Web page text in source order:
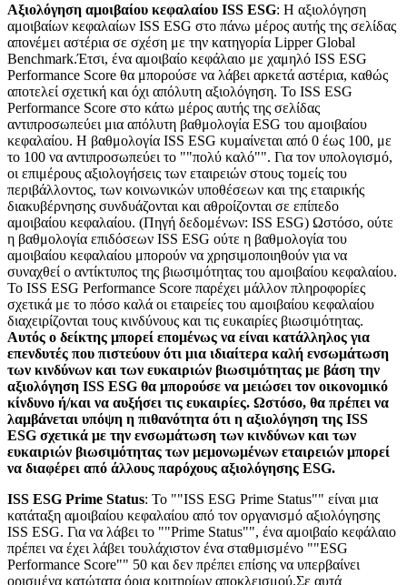
Αξιολόγηση αμοιβαίου κεφαλαίου ISS ESG: Η αξιολόγηση
αμοιβαίων κεφαλαίων ISS ESG στο πάνω μέρος αυτής της σελίδας
απονέμει αστέρια σε σχέση με την κατηγορία Lipper Global
Benchmark.Έτσι, ένα αμοιβαίο κεφάλαιο με χαμηλό ISS ESG
Performance Score θα μπορούσε να λάβει αρκετά αστέρια, καθώς
αποτελεί σχετική και όχι απόλυτη αξιολόγηση. Το ISS ESG
Performance Score στο κάτω μέρος αυτής της σελίδας
αντιπροσωπεύει μια απόλυτη βαθμολογία ESG του αμοιβαίου
κεφαλαίου. Η βαθμολογία ISS ESG κυμαίνεται από 0 έως 100, με
το 100 να αντιπροσωπεύει το ""πολύ καλό"". Για τον υπολογισμό,
οι επιμέρους αξιολογήσεις των εταιρειών στους τομείς του
περιβάλλοντος, των κοινωνικών υποθέσεων και της εταιρικής
διακυβέρνησης συνδυάζονται και αθροίζονται σε επίπεδο
αμοιβαίου κεφαλαίου. (Πηγή δεδομένων: ISS ESG) Ωστόσο, ούτε
η βαθμολογία επιδόσεων ISS ESG ούτε η βαθμολογία του
αμοιβαίου κεφαλαίου μπορούν να χρησιμοποιηθούν για να
συναχθεί ο αντίκτυπος της βιωσιμότητας του αμοιβαίου κεφαλαίου.
Το ISS ESG Performance Score παρέχει μάλλον πληροφορίες
σχετικά με το πόσο καλά οι εταιρείες του αμοιβαίου κεφαλαίου
διαχειρίζονται τους κινδύνους και τις ευκαιρίες βιωσιμότητας.
Αυτός ο δείκτης μπορεί επομένως να είναι κατάλληλος για
επενδυτές που πιστεύουν ότι μια ιδιαίτερα καλή ενσωμάτωση
των κινδύνων και των ευκαιριών βιωσιμότητας με βάση την
αξιολόγηση ISS ESG θα μπορούσε να μειώσει τον οικονομικό
κίνδυνο ή/και να αυξήσει τις ευκαιρίες. Ωστόσο, θα πρέπει να
λαμβάνεται υπόψη η πιθανότητα ότι η αξιολόγηση της ISS
ESG σχετικά με την ενσωμάτωση των κινδύνων και των
ευκαιριών βιωσιμότητας των μεμονωμένων εταιρειών μπορεί
να διαφέρει από άλλους παρόχους αξιολόγησης ESG.
ISS ESG Prime Status: Το ""ISS ESG Prime Status"" είναι μια
κατάταξη αμοιβαίου κεφαλαίου από τον οργανισμό αξιολόγησης
ISS ESG. Για να λάβει το ""Prime Status"", ένα αμοιβαίο κεφάλαιο
πρέπει να έχει λάβει τουλάχιστον ένα σταθμισμένο ""ESG
Performance Score"" 50 και δεν πρέπει επίσης να υπερβαίνει
ορισμένα κατώτατα όρια κριτηρίων αποκλεισμού.Σε αυτά